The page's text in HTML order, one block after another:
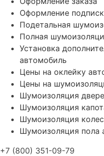
Оформление
Подетальная
Полная
Установка
автомобиль
Цены на оклейку
Цены на
Шумоизоляция
Шумоизоляция
Шумоизоляция
Шумоизоляция пола
+7 (800) 351-09-79